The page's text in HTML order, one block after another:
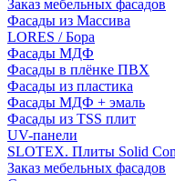
Заказ мебельных фасадов
Фасады из Массива
LORES / Бора
Фасады МДФ
Фасады в плёнке ПВХ
Фасады из пластика
Фасады МДФ + эмаль
Фасады из TSS плит
UV-панели
SLOTEX. Плиты Solid
Заказ мебельных фасадов